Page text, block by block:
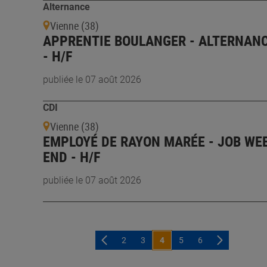
Alternance
Vienne (38)
APPRENTIE BOULANGER -
- H/F
publiée le 07 août 2026
CDI
Vienne (38)
EMPLOYÉ DE RAYON MARÉE - JOB
END - H/F
publiée le 07 août 2026
2 3 4 5 6